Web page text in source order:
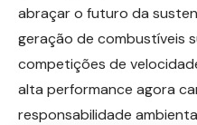
abraçar o futuro da
geração de combustíveis
competições de
alta performance agora
responsabilidade